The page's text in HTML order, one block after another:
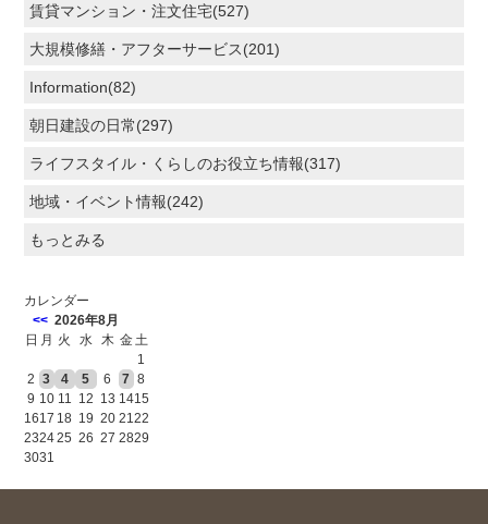
賃貸マンション・注文住宅(527)
大規模修繕・アフターサービス(201)
Information(82)
朝日建設の日常(297)
ライフスタイル・くらしのお役立ち情報(317)
地域・イベント情報(242)
もっとみる
カレンダー
<< 2026年8月
日 月 火 水 木 金土
1
2 3 4 5 6 7 8
9 10 11 12 13 1415
1617 18 19 20 2122
232425 26 27 2829
3031